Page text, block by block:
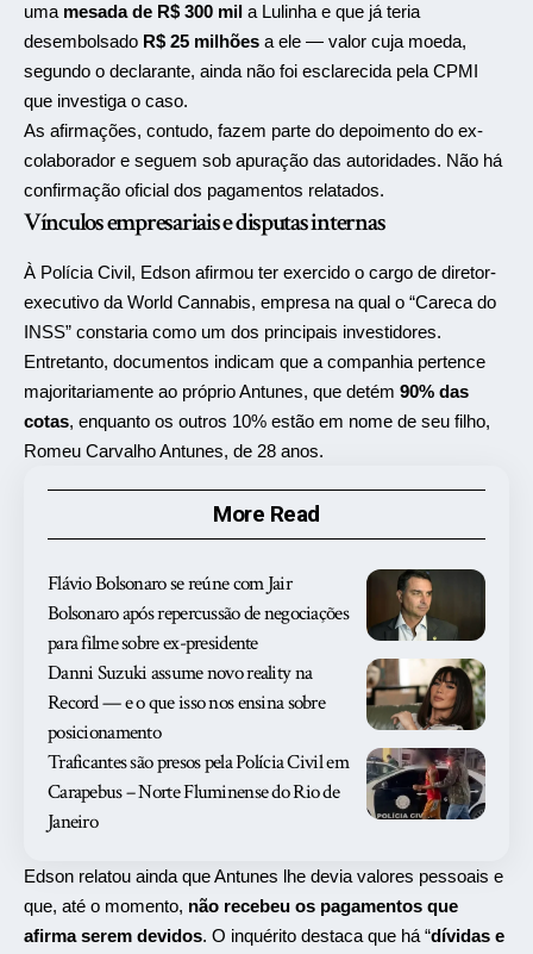
uma mesada de R$ 300 mil a Lulinha e que já teria
desembolsado R$ 25 milhões a ele — valor cuja moeda,
segundo o declarante, ainda não foi esclarecida pela CPMI
que investiga o caso.
As afirmações, contudo, fazem parte do depoimento do ex-
colaborador e seguem sob apuração das autoridades. Não há
confirmação oficial dos pagamentos relatados.
Vínculos empresariais e disputas internas
À Polícia Civil, Edson afirmou ter exercido o cargo de diretor-
executivo da World Cannabis, empresa na qual o “Careca do
INSS” constaria como um dos principais investidores.
Entretanto, documentos indicam que a companhia pertence
majoritariamente ao próprio Antunes, que detém 90% das
cotas, enquanto os outros 10% estão em nome de seu filho,
Romeu Carvalho Antunes, de 28 anos.
More Read
Flávio Bolsonaro se reúne com Jair
Bolsonaro após repercussão de negociações
para filme sobre ex-presidente
Danni Suzuki assume novo reality na
Record — e o que isso nos ensina sobre
posicionamento
Traficantes são presos pela Polícia Civil em
Carapebus – Norte Fluminense do Rio de
Janeiro
Edson relatou ainda que Antunes lhe devia valores pessoais e
que, até o momento, não recebeu os pagamentos que
afirma serem devidos. O inquérito destaca que há “dívidas e